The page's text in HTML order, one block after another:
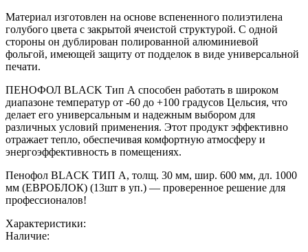
Материал изготовлен на основе вспененного полиэтилена
голубого цвета с закрытой ячеистой структурой. С одной
стороны он дублирован полированной алюминиевой
фольгой, имеющей защиту от подделок в виде универсальной
печати.
ПЕНОФОЛ BLACK Тип А способен работать в широком
диапазоне температур от -60 до +100 градусов Цельсия, что
делает его универсальным и надежным выбором для
различных условий применения. Этот продукт эффективно
отражает тепло, обеспечивая комфортную атмосферу и
энергоэффективность в помещениях.
Пенофол BLACK ТИП А, толщ. 30 мм, шир. 600 мм, дл. 1000
мм (ЕВРОБЛОК) (13шт в уп.) — проверенное решение для
профессионалов!
Характеристики:
Наличие: